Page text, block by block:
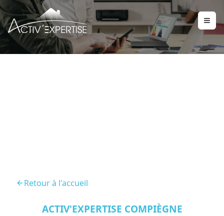
Retour à l'accueil
ACTIV'EXPERTISE COMPIÈGNE